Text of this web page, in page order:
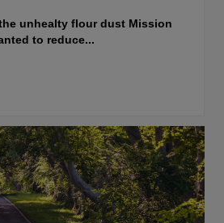
unhealty flour dust Mission
to reduce...